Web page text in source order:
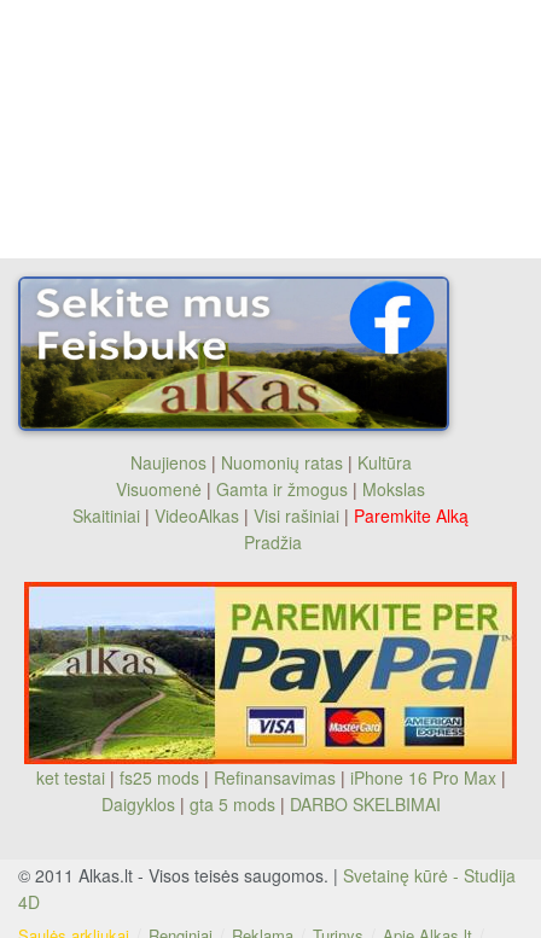
Naujienos| Nuomonių ratas| Kultūra
Visuomenė | Gamta ir žmogus | Mokslas
Skaitiniai | VideoAlkas | Visi rašiniai | Paremkite Alką
Pradžia
ket testai | fs25 mods| Refinansavimas| iPhone 16 Pro Max|
Daigyklos| gta 5 mods | DARBO SKELBIMAI
© 2011 Alkas.lt - Visos teisės saugomos. | Svetainę kūrė - Studija
4D